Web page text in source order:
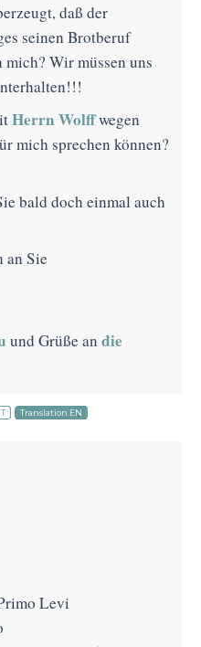
daß der
seinen Brotberuf
Wir müssen uns
Herrn Wolffwegen
mich sprechen können?
bald doch einmal auch
an Sie
und Grüße an die
Translation EN
Levi